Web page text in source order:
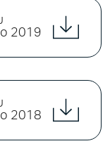
2019
2018